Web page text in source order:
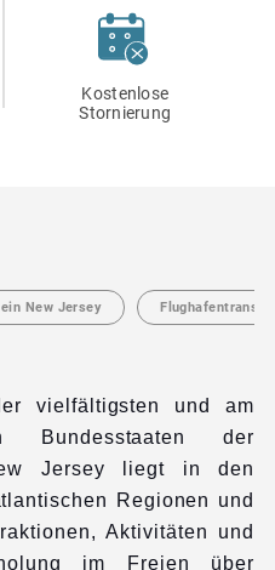
Kostenlose
Stornierung
New Jersey
vielfältigsten und am
Bundesstaaten der
Jersey liegt in den
Regionen und
Aktivitäten und
im Freien über